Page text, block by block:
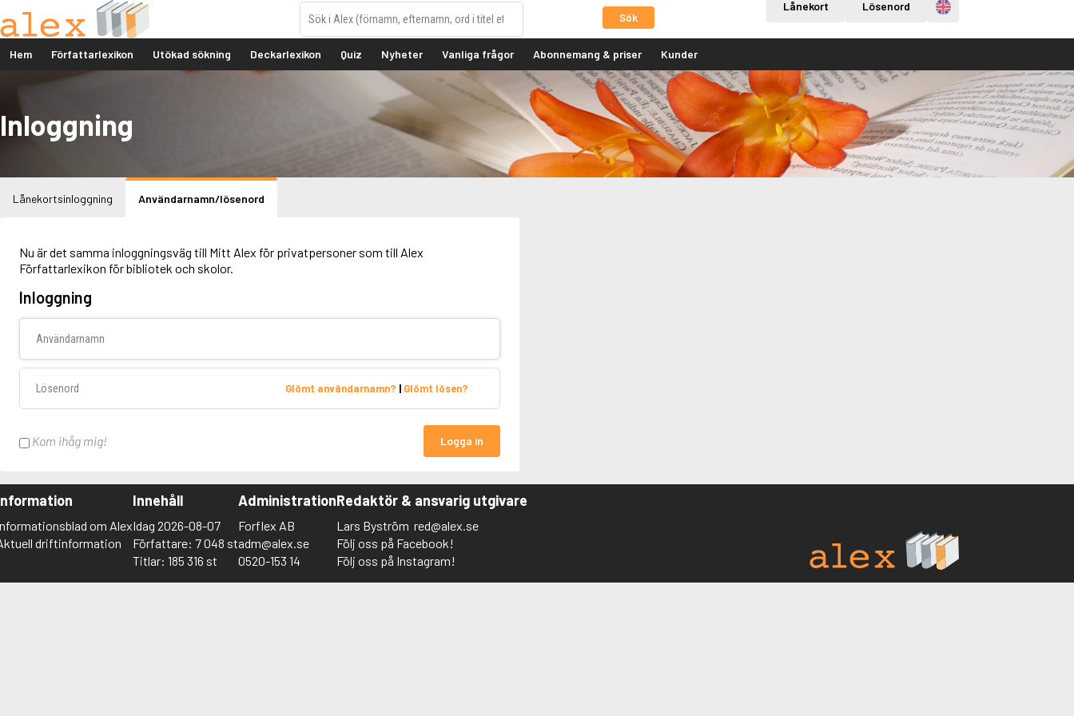
Sök
Lånekort Lösenord Engelska
Hem Författarlexikon Utökad sökning Deckarlexikon Quiz Nyheter Vanliga frågor Abonnemang & priser Kunder
Inloggning
Lånekortsinloggning Användarnamn/lösenord
Nu är det samma inloggningsväg till Mitt Alex för privatpersoner som till Alex
Författarlexikon för bibliotek och skolor.
Inloggning
Glömt användarnamn? | Glömt lösen?
Kom ihåg mig! Logga in
om Alex
driftinformation
Innehåll
Idag 2026-08-07
Författare: 7 048 st
Titlar: 185 316 st
Administration
Forflex AB
adm@alex.se
0520-153 14
Redaktör & ansvarig utgivare
Lars Byström red@alex.se
Följ oss på Facebook!
Följ oss på Instagram!